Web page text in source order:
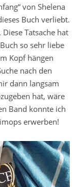
von Shelena
Buch verliebt.
Tatsache hat
so sehr liebe
Kopf hängen
nach den
dann langsam
hat, wäre
Band konnte ich
erwerben!